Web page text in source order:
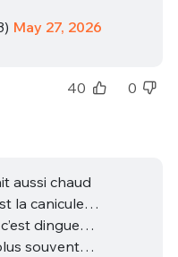
May 27, 2026
40 0
aussi chaud
la canicule…
dingue…
souvent…